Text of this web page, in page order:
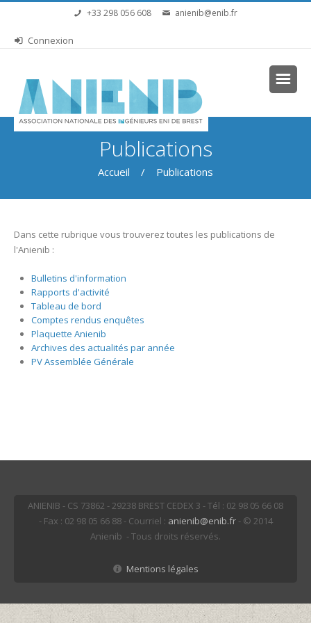
Aller au contenu principal+33 298 056 608 anienib@enib.fr
Connexion
Publications
Vous êtes ici
Accueil / Publications
Dans cette rubrique vous trouverez toutes les publications de
l'Anienib :
Bulletins d'information
Rapports d'activité
Tableau de bord
Comptes rendus enquêtes
Plaquette Anienib
Archives des actualités par année
PV Assemblée Générale
ANIENIB - CS 73862 - 29238 BREST CEDEX 3 - Tél : 02 98 05 66 08
- Fax : 02 98 05 66 88 - Courriel : anienib@enib.fr- © 2014
Anienib - Tous droits réservés.
Mentions légales